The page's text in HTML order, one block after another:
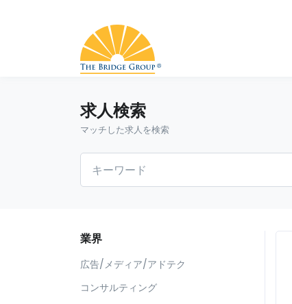
求人検索
マッチした求人を検索
業界
広告/メディア/アドテク
コンサルティング